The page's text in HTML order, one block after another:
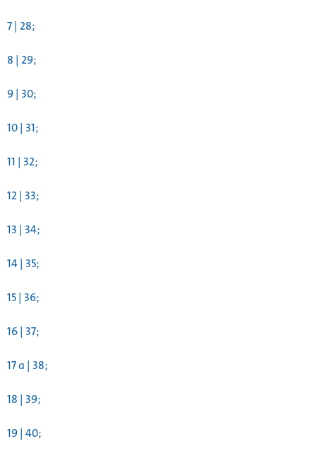
7 | 28;
8 | 29;
9 | 30;
10 | 31;
11 | 32;
12 | 33;
13 | 34;
14 | 35;
15 | 36;
16 | 37;
17 a | 38;
18 | 39;
19 | 40;